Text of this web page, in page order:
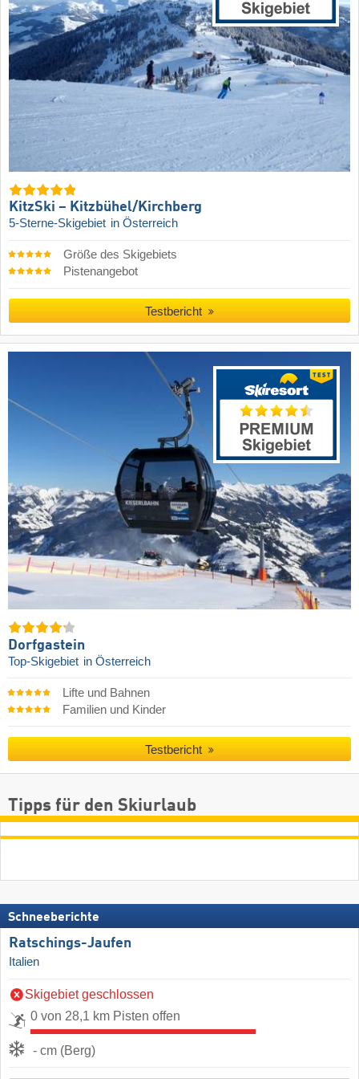
KitzSki – Kitzbühel/​Kirchberg
5-Sterne-Skigebiet in Österreich
Größe des Skigebiets
Pistenangebot
Testbericht
Dorfgastein
Top-Skigebiet in Österreich
Lifte und Bahnen
Familien und Kinder
Testbericht
Tipps für den Skiurlaub
Schneeberichte
Ratschings-Jaufen
Italien
Skigebiet geschlossen
0 von 28,1 km Pisten offen
- cm (Berg)